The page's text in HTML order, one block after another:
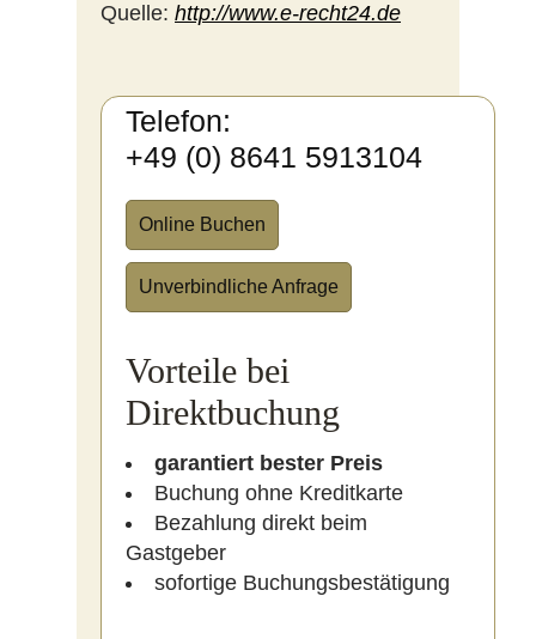
Quelle: http://www.e-recht24.de
Telefon:
+49 (0) 8641 5913104
Online Buchen
Unverbindliche Anfrage
Vorteile bei
Direktbuchung
garantiert bester Preis
Buchung ohne Kreditkarte
Bezahlung direkt beim
Gastgeber
sofortige Buchungsbestätigung